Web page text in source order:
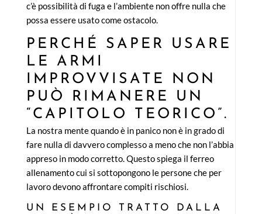
c’è possibilità di fuga e l’ambiente non offre nulla che
possa essere usato come ostacolo.
PERCHÉ SAPER USARE
LE ARMI
IMPROVVISATE NON
PUÒ RIMANERE UN
“CAPITOLO TEORICO”.
La nostra mente quando è in panico non è in grado di
fare nulla di davvero complesso a meno che non l’abbia
appreso in modo corretto. Questo spiega il ferreo
allenamento cui si sottopongono le persone che per
lavoro devono affrontare compiti rischiosi.
UN ESEMPIO TRATTO DALLA